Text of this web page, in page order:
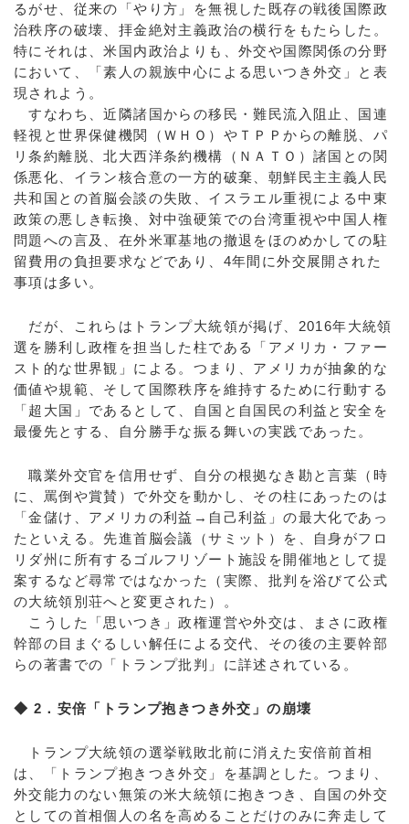
るがせ、従来の「やり方」を無視した既存の戦後国際政
治秩序の破壊、拝金絶対主義政治の横行をもたらした。
特にそれは、米国内政治よりも、外交や国際関係の分野
において、「素人の親族中心による思いつき外交」と表
現されよう。
すなわち、近隣諸国からの移民・難民流入阻止、国連
軽視と世界保健機関（ＷＨＯ）やＴＰＰからの離脱、パ
リ条約離脱、北大西洋条約機構（ＮＡＴＯ）諸国との関
係悪化、イラン核合意の一方的破棄、朝鮮民主主義人民
共和国との首脳会談の失敗、イスラエル重視による中東
政策の悪しき転換、対中強硬策での台湾重視や中国人権
問題への言及、在外米軍基地の撤退をほのめかしての駐
留費用の負担要求などであり、4年間に外交展開された
事項は多い。
だが、これらはトランプ大統領が掲げ、2016年大統領
選を勝利し政権を担当した柱である「アメリカ・ファー
スト的な世界観」による。つまり、アメリカが抽象的な
価値や規範、そして国際秩序を維持するために行動する
「超大国」であるとして、自国と自国民の利益と安全を
最優先とする、自分勝手な振る舞いの実践であった。
職業外交官を信用せず、自分の根拠なき勘と言葉（時
に、罵倒や賞賛）で外交を動かし、その柱にあったのは
「金儲け、アメリカの利益→自己利益」の最大化であっ
たといえる。先進首脳会議（サミット）を、自身がフロ
リダ州に所有するゴルフリゾート施設を開催地として提
案するなど尋常ではなかった（実際、批判を浴びて公式
の大統領別荘へと変更された）。
こうした「思いつき」政権運営や外交は、まさに政権
幹部の目まぐるしい解任による交代、その後の主要幹部
らの著書での「トランプ批判」に詳述されている。
◆ 2．安倍「トランプ抱きつき外交」の崩壊
トランプ大統領の選挙戦敗北前に消えた安倍前首相
は、「トランプ抱きつき外交」を基調とした。つまり、
外交能力のない無策の米大統領に抱きつき、自国の外交
としての首相個人の名を高めることだけのみに奔走して